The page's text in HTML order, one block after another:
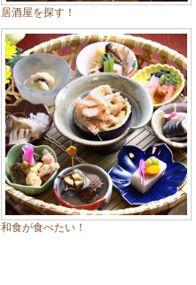
居酒屋を探す！
和食が食べたい！